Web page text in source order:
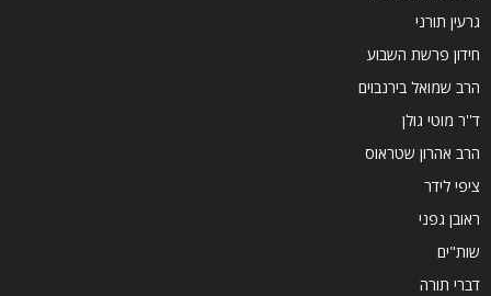
גרעין תורני
חידון פרשת השבוע
הרב שמואל בירנבוים
ד''ר מוטי גולן
הרב אהרון שטראוס
ציפי לידר
ראובן גפני
שות"ים
דברי תורה